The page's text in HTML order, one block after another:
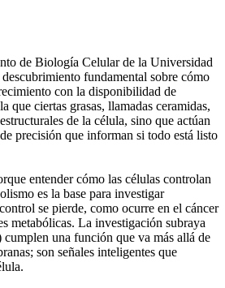
de Biología Celular de la Universidad
fundamental sobre cómo
con la disponibilidad de
que ciertas grasas, llamadas ceramidas,
de la célula, sino que actúan
precisión que informan si todo está listo
entender cómo las células controlan
es la base para investigar
se pierde, como ocurre en el cáncer
metabólicas. La investigación subraya
cumplen una función que va más allá de
son señales inteligentes que